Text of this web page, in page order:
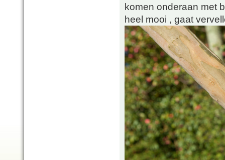
komen onderaan met
heel mooi , gaat